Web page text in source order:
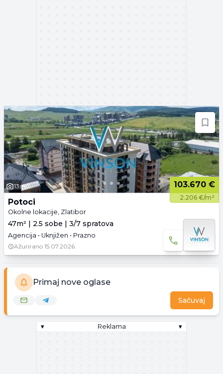
13 103.670 €
2.206 €/m²
Potoci
Okolne lokacije, Zlatibor
47m² | 2.5 sobe | 3/7 spratova
Agencija • Uknjižen • Prazno
Ažurirano 15.07.2026.
Primaj nove oglase
Sačuvaj
▾ Reklama ▾